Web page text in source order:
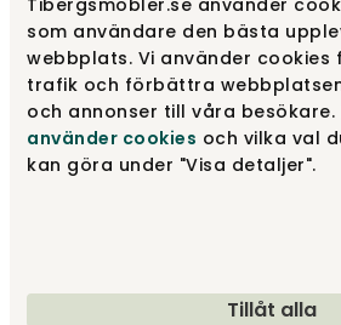
som användare den bästa
webbplats. Vi använder
trafik och förbättra
och annonser till våra besökare.
använder cookies och vilka val
kan göra under "Visa detaljer".
Tillåt alla
Kontinentalseng 180 cm |
Osby Gråbrun | Medium
Hilding
31 150 kr 21